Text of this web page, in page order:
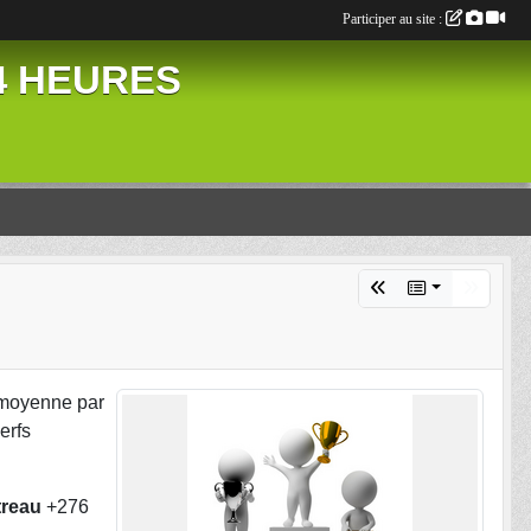
HEURES
par
+276
Participer au site :